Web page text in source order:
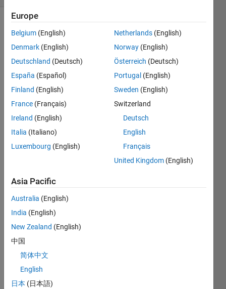
Explore
日本語
Follow
Channel
昨日
5/29
台場
で
EXP
O が
開催
され
た。
ご参
加く
った
方々
Europe
Belgium (English)
Denmark (English)
Deutschland (Deutsch)
España (Español)
Finland (English)
France (Français)
Ireland (English)
Italia (Italiano)
Luxembourg (English)
Netherlands (English)
Norway (English)
Österreich (Deutsch)
Portugal (English)
Sweden (English)
Switzerland
Deutsch
English
Français
United Kingdom (English)
Asia Pacific
Australia (English)
India (English)
New Zealand (English)
中国
简体中文
English
日本 (日本語)